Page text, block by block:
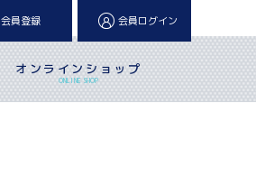
会員登録 会員ログイン
オンラインショップ
ONLINE SHOP